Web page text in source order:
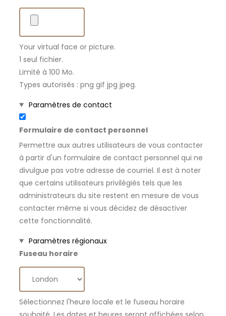
Your virtual face or picture.
1 seul fichier.
Limité à 100 Mo.
Types autorisés : png gif jpg jpeg.
Masquer
Paramètres de contact
Formulaire de contact personnel
Permettre aux autres utilisateurs de vous contacter
à partir d'un formulaire de contact personnel qui ne
divulgue pas votre adresse de courriel. Il est à noter
que certains utilisateurs privilégiés tels que les
administrateurs du site restent en mesure de vous
contacter même si vous décidez de désactiver
cette fonctionnalité.
Masquer
Paramètres régionaux
Fuseau horaire
Sélectionnez l'heure locale et le fuseau horaire